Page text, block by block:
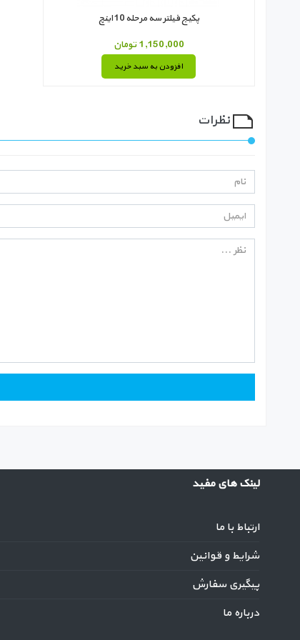
پکیج فیلتر سه مرحله 10 اینچ
1,150,000 تومان
افزودن به سبد خرید
نظرات
لینک های مفید
ارتباط با ما
شرایط و قوانین
پیگیری سفارش
درباره ما